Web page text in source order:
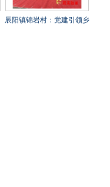
辰阳镇锦岩村：党建引领乡